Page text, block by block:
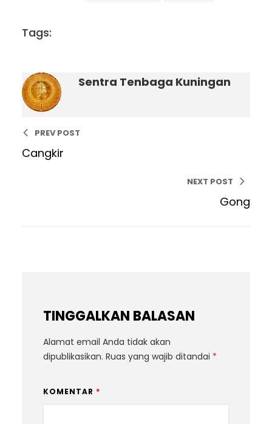
Tags:
Sentra Tenbaga Kuningan
PREV POST
Cangkir
NEXT POST
Gong
TINGGALKAN BALASAN
Alamat email Anda tidak akan
dipublikasikan. Ruas yang wajib ditandai *
KOMENTAR *